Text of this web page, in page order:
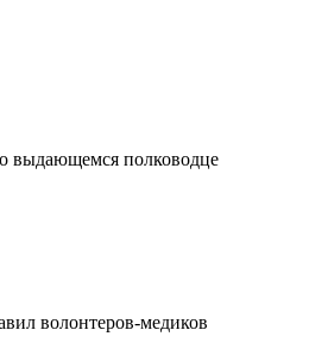
выдающемся полководце
волонтеров-медиков